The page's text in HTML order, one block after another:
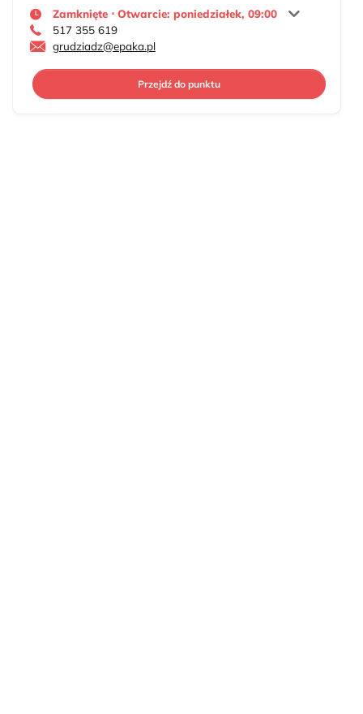
Zamknięte ⋅ Otwarcie: poniedziałek, 09:00
517 355 619
grudziadz@epaka.pl
Przejdź do punktu